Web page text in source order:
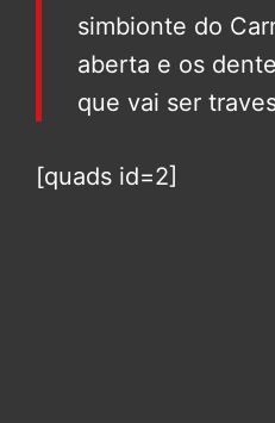
simbionte do
aberta e os
que vai ser
[quads id=2]